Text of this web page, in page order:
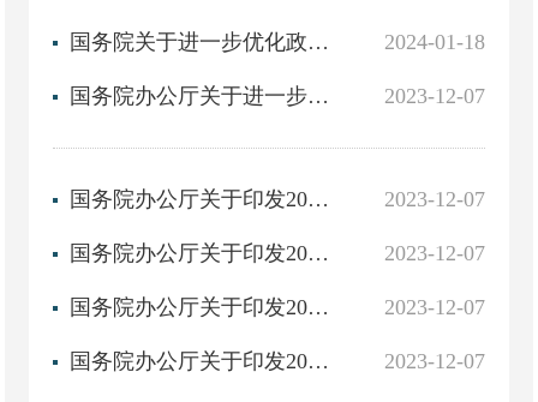
2024-01-18
国务院关于进一步优化政务服务提升行政效能 推动“高效办成一件事”的指导意见
2023-12-07
国务院办公厅关于进一步加强政府信息公开回应社会关切提升政府公信力的意见
2023-12-07
国务院办公厅关于印发2014年政府信息公开工作要点的通知
2023-12-07
国务院办公厅关于印发2015年政府信息公开工作要点的通知
2023-12-07
国务院办公厅关于印发2016年政务公开工作要点的通知
2023-12-07
国务院办公厅关于印发2017年政务公开工作要点的通知